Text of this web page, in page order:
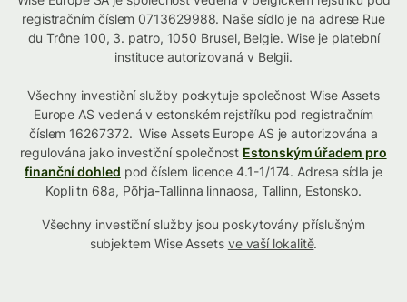
registračním číslem 0713629988. Naše sídlo je na adrese Rue
du Trône 100, 3. patro, 1050 Brusel, Belgie. Wise je platební
instituce autorizovaná v Belgii.
Všechny investiční služby poskytuje společnost Wise Assets
Europe AS vedená v estonském rejstříku pod registračním
číslem 16267372. Wise Assets Europe AS je autorizována a
regulována jako investiční společnost Estonským úřadem pro
finanční dohled pod číslem licence 4.1-1/174. Adresa sídla je
Kopli tn 68a, Põhja-Tallinna linnaosa, Tallinn, Estonsko.
Všechny investiční služby jsou poskytovány příslušným
subjektem Wise Assets ve vaší lokalitě.